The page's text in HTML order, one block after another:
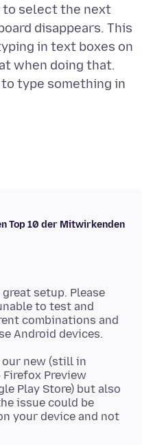
select the next
disappears. This
in text boxes on
when doing that.
type something in
Top 10 der Mitwirkenden
setup. Please
to test and
combinations and
new (still in
Preview
Play Store) but also
issue could be
your device and not